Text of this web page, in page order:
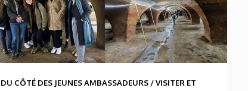
DU CÔTÉ DES JEUNES AMBASSADEURS /VISITER ET